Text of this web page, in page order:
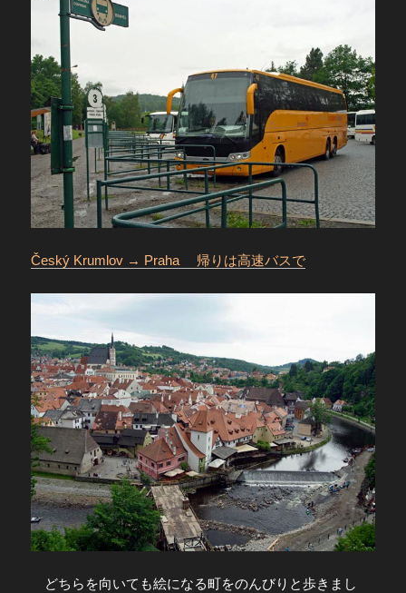
Český Krumlov → Praha 帰りは高速バスで
どちらを向いても絵になる町をのんびりと歩きまし